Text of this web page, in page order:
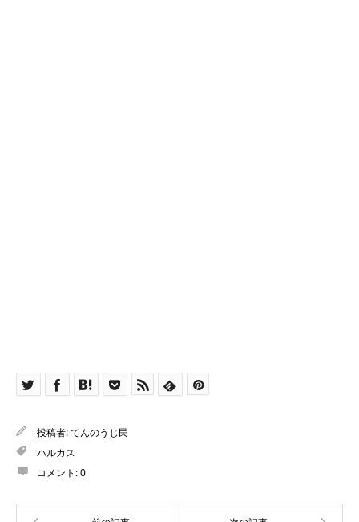
投稿者:てんのうじ民
ハルカス
コメント:0